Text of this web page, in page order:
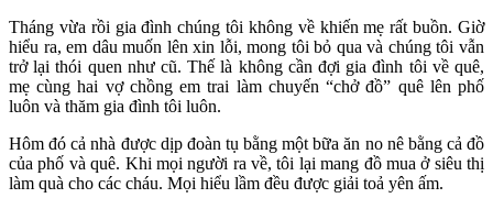
Tháng vừa rồi gia đình chúng tôi không về khiến mẹ rất buồn. Giờ
hiểu ra, em dâu muốn lên xin lỗi, mong tôi bỏ qua và chúng tôi vẫn
trở lại thói quen như cũ. Thế là không cần đợi gia đình tôi về quê,
mẹ cùng hai vợ chồng em trai làm chuyến “chở đồ” quê lên phố
luôn và thăm gia đình tôi luôn.
Hôm đó cả nhà được dịp đoàn tụ bằng một bữa ăn no nê bằng cả đồ
của phố và quê. Khi mọi người ra về, tôi lại mang đồ mua ở siêu thị
làm quà cho các cháu. Mọi hiểu lầm đều được giải toả yên ấm.